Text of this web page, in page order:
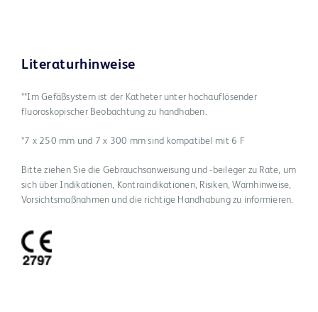
Literaturhinweise
**Im Gefäßsystem ist der Katheter unter hochauflösender
fluoroskopischer Beobachtung zu handhaben.
*7 x 250 mm und 7 x 300 mm sind kompatibel mit 6 F
Bitte ziehen Sie die Gebrauchsanweisung und -beileger zu Rate, um
sich über Indikationen, Kontraindikationen, Risiken, Warnhinweise,
Vorsichtsmaßnahmen und die richtige Handhabung zu informieren.